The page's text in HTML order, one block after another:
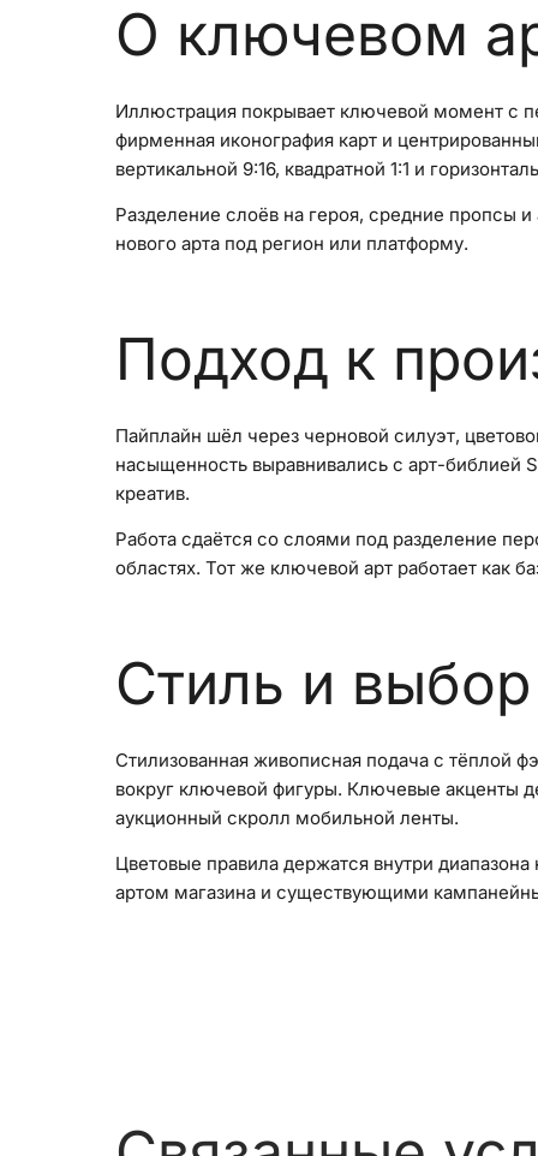
О ключевом
Иллюстрация покрывает ключевой момент с
фирменная иконография карт и
вертикальной 9:16, квадратной 1:1 и
Разделение слоёв на героя, средние пропсы
нового арта под регион или платформу.
Подход к
Пайплайн шёл через черновой силуэт,
насыщенность выравнивались с арт-библией
креатив.
Работа сдаётся со слоями под разделение
областях. Тот же ключевой арт работает как
Стиль и
Стилизованная живописная подача с тёплой
вокруг ключевой фигуры. Ключевые акценты
аукционный скролл мобильной ленты.
Цветовые правила держатся внутри
артом магазина и существующими